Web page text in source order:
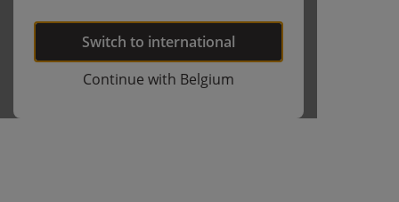
Switch to international
Continue with Belgium